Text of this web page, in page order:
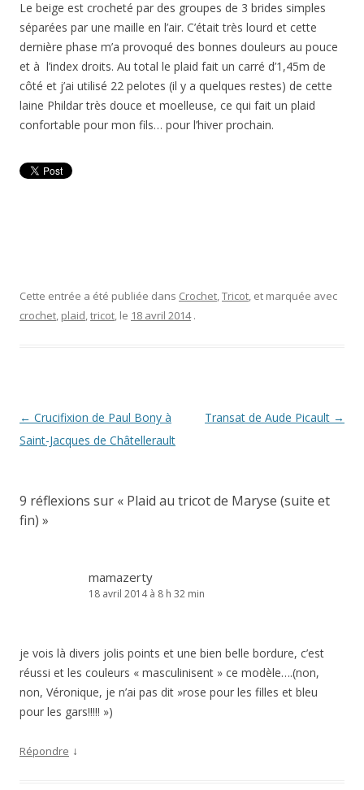
Le beige est crocheté par des groupes de 3 brides simples
séparées par une maille en l’air. C’était très lourd et cette
dernière phase m’a provoqué des bonnes douleurs au pouce
et à l’index droits. Au total le plaid fait un carré d’1,45m de
côté et j’ai utilisé 22 pelotes (il y a quelques restes) de cette
laine Phildar très douce et moelleuse, ce qui fait un plaid
confortable pour mon fils… pour l’hiver prochain.
Cette entrée a été publiée dans Crochet,Tricot, et marquée avec
crochet, plaid,tricot, le 18 avril 2014 .
Navigation
des
← Crucifixion de Paul Bony à
Saint-Jacques de Châtellerault
Transat de Aude Picault →
9 réflexions sur « Plaid au tricot de Maryse (suite et
fin) »
mamazerty
18 avril 2014 à 8 h 32 min
je vois là divers jolis points et une bien belle bordure, c’est
réussi et les couleurs « masculinisent » ce modèle….(non,
non, Véronique, je n’ai pas dit »rose pour les filles et bleu
pour les gars!!!!! »)
Répondre ↓